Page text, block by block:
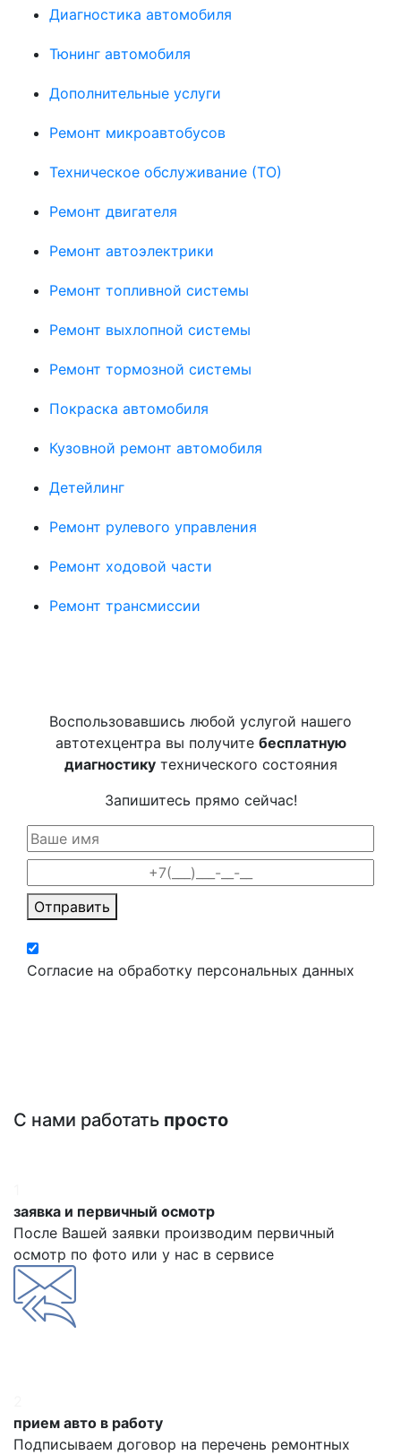
Диагностика автомобиля
Тюнинг автомобиля
Дополнительные услуги
Ремонт микроавтобусов
Техническое обслуживание (ТО)
Ремонт двигателя
Ремонт автоэлектрики
Ремонт топливной системы
Ремонт выхлопной системы
Ремонт тормозной системы
Покраска автомобиля
Кузовной ремонт автомобиля
Детейлинг
Ремонт рулевого управления
Ремонт ходовой части
Ремонт трансмиссии
Воспользовавшись любой услугой нашего
автотехцентра вы получите бесплатную
диагностикутехнического состояния
Запишитесь прямо сейчас!
Отправить
Согласие на обработку персональных данных
С нами работать просто
заявка и первичный осмотр
После Вашей заявки производим первичный
осмотр по фото или у нас в сервисе
прием авто в работу
Подписываем договор на перечень ремонтных